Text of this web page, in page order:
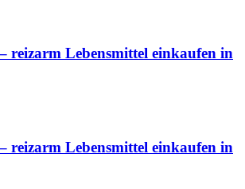
reizarm Lebensmittel einkaufen in
reizarm Lebensmittel einkaufen in